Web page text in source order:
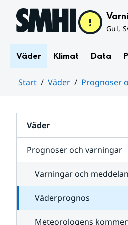
Hoppa till sidans innehåll
Gul,
Väder Klimat Data
Start Väder Prognoser
Väder
Prognoser och varningar
Varningar och
Väderprognos
Meteorologens